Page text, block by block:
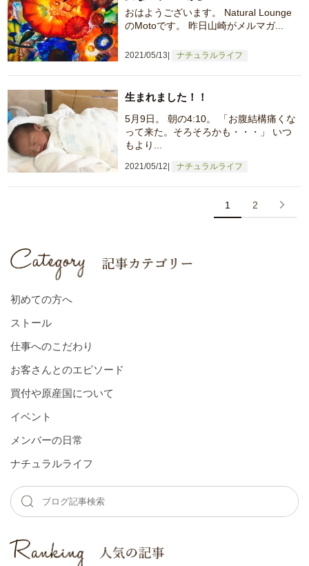
2021/05/13 ナチュラルライフ
おはようございます。 Natural Lounge
のMotoです。 昨日山崎がメルマガ...
2021/05/12 ナチュラルライフ
生まれました！！
5月9日。 朝の4:10。 「お腹結構痛くな
って来た。そろそろかも・・・」 いつ
もより...
1 2
初めての方へ
ストール
仕事へのこだわり
お客さんとのエピソード
買付や原産国について
イベント
メンバーの⽇常
ナチュラルライフ